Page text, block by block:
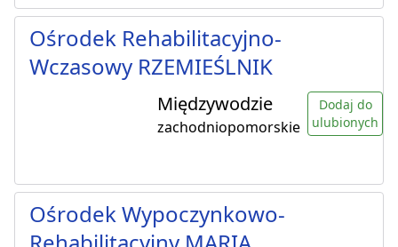
Ośrodek Rehabilitacyjno-
Wczasowy RZEMIEŚLNIK
Międzywodzie
zachodniopomorskie
Dodaj do
ulubionych
Ośrodek Wypoczynkowo-